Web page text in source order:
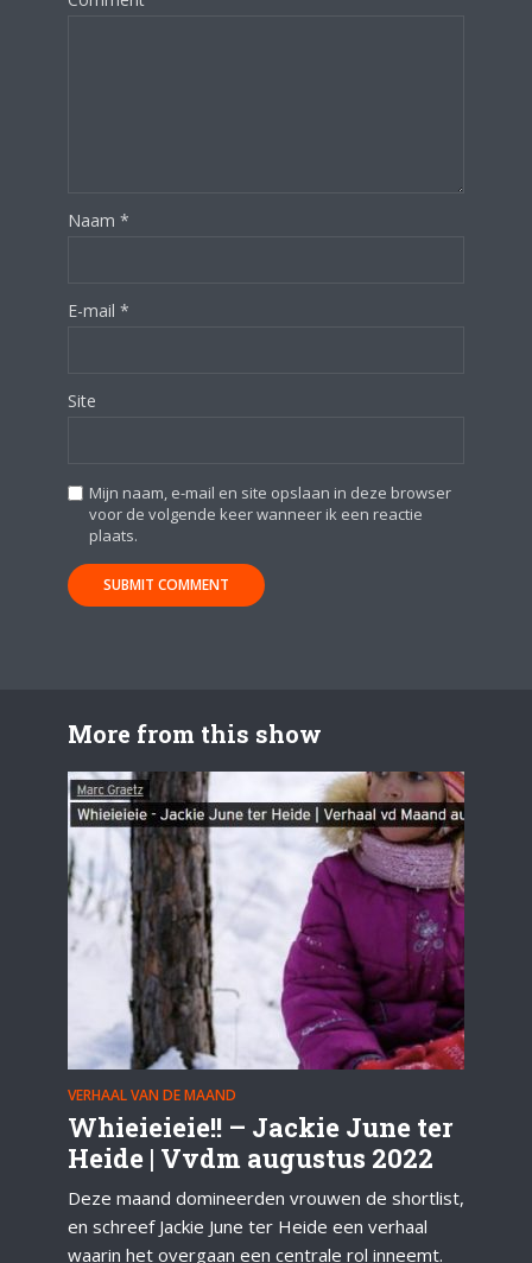
Naam *
E-mail *
Site
Mijn naam, e-mail en site opslaan in deze browser
voor de volgende keer wanneer ik een reactie
plaats.
More from this show
VERHAAL VAN DE MAAND
Whieieieie!! – Jackie June ter
Heide | Vvdm augustus 2022
Deze maand domineerden vrouwen de shortlist,
en schreef Jackie June ter Heide een verhaal
waarin het overgaan een centrale rol inneemt.